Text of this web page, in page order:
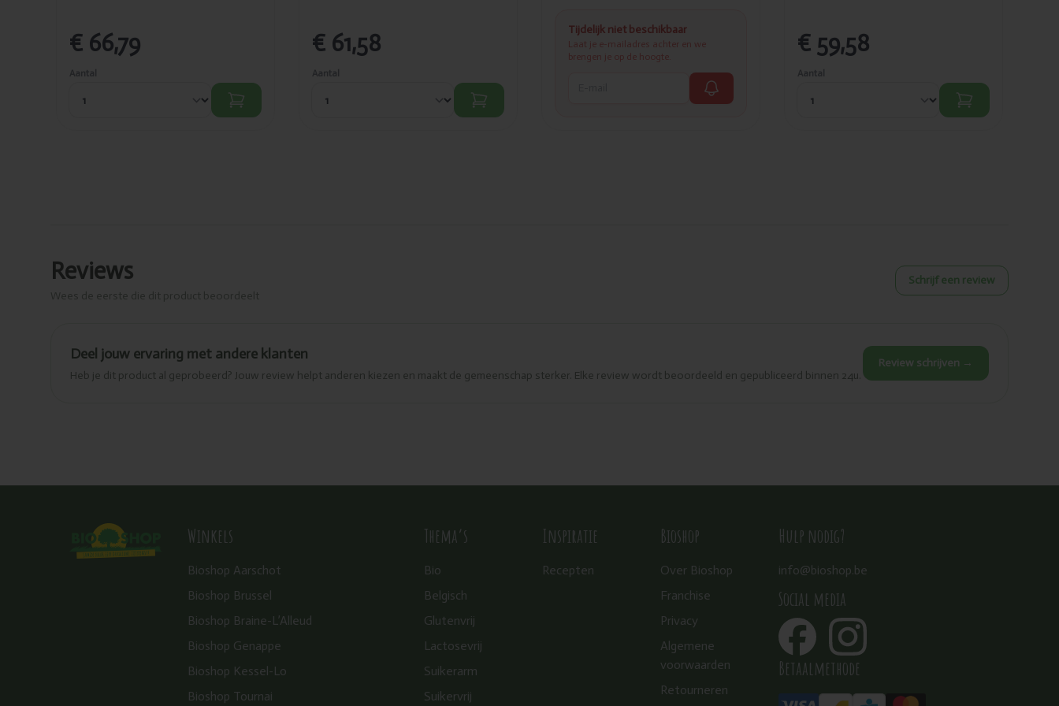
€ 66,79
Aantal
€ 61,58
Aantal
Tijdelijk niet beschikbaar
Laat je e-mailadres achter en we
brengen je op de hoogte.
€ 59,58
Aantal
Reviews Schrijf een review
Deel jouw ervaring met andere klanten
Heb je dit product al geprobeerd? Jouw review helpt anderen kiezen en maakt de gemeenschap sterker. Elke review wordt beoordeeld en gepubliceerd binnen 24u.
Review schrijven →
Winkels
Bioshop Aarschot
Bioshop Brussel
Bioshop Braine-L’Alleud
Bioshop Genappe
Bioshop Kessel-Lo
Bioshop Tournai
Thema’s
Bio
Belgisch
Glutenvrij
Lactosevrij
Suikerarm
Suikervrij
Inspiratie
Recepten
Bioshop
Over Bioshop
Franchise
Privacy
Algemene
voorwaarden
Retourneren
Hulp nodig?
info@bioshop.be
Social media
Betaalmethode